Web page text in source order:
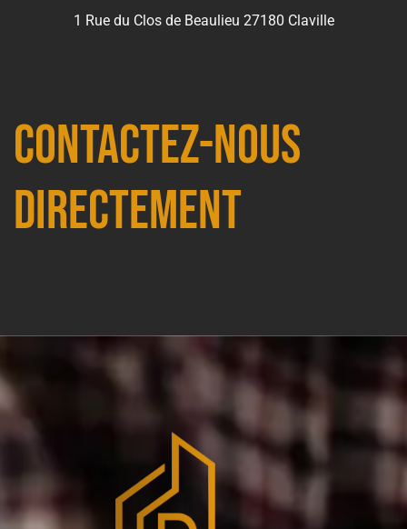
1 Rue du Clos de Beaulieu 27180 Claville
Contactez-nous
directement